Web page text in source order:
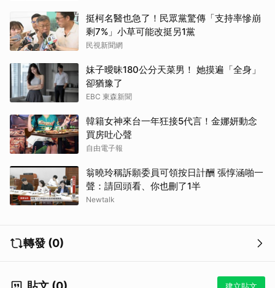
挺柯名醫也急了！民眾黨驚傳「支持率慘崩
剩7%」小草可能改挺另1黨
民視新聞網
妹子曖昧180公分天菜男！ 她摸遍「全身」
卻猶豫了
EBC 東森新聞
韓籍女神來台一年狂接5代言！金娜妍動念
買房吐心聲
自由電子報
翁曉玲稱訴願委員可領按日計酬 張惇涵啪一
聲：請回頭看、你也刪了1半
Newtalk
轉發 (0)